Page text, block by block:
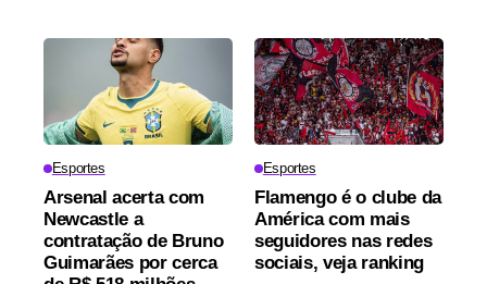
Esportes
Arsenal acerta com
Newcastle a
contratação de Bruno
Guimarães por cerca
Esportes
Flamengo é o clube da
América com mais
seguidores nas redes
sociais, veja ranking